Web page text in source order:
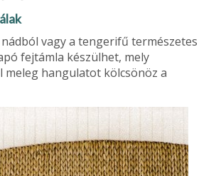
vagy a tengerifű természetes
fejtámla készülhet, mely
meleg hangulatot kölcsönöz a